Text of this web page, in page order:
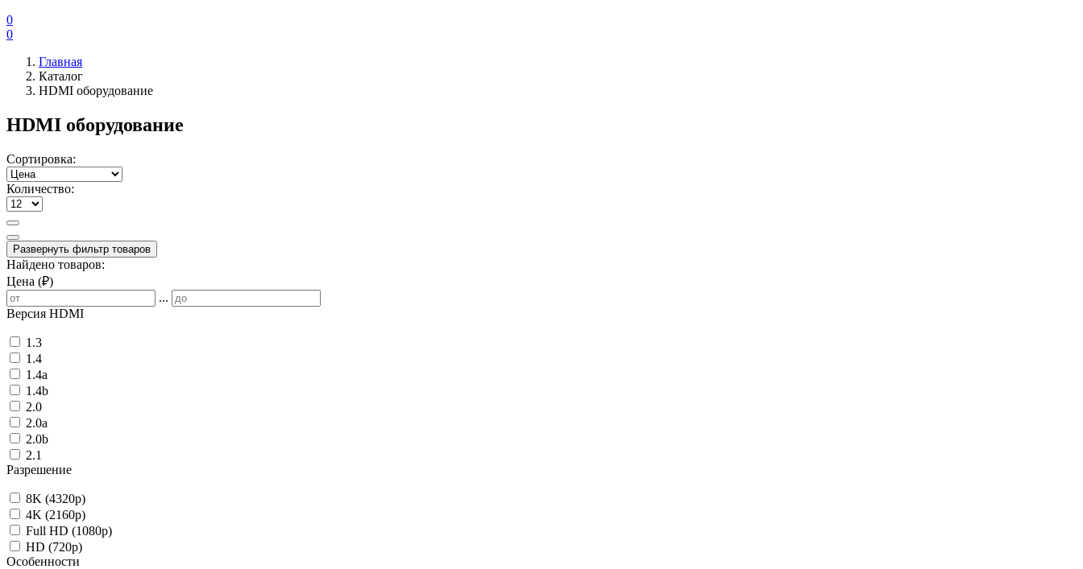
0
0
Главная
Каталог
HDMI оборудование
HDMI оборудование
Сортировка:
Количество:
Развернуть фильтр товаров
Найдено товаров:
Цена (₽)
...
Версия HDMI
1.3
1.4
1.4a
1.4b
2.0
2.0a
2.0b
2.1
Разрешение
8K (4320p)
4K (2160p)
Full HD (1080p)
HD (720p)
Особенности